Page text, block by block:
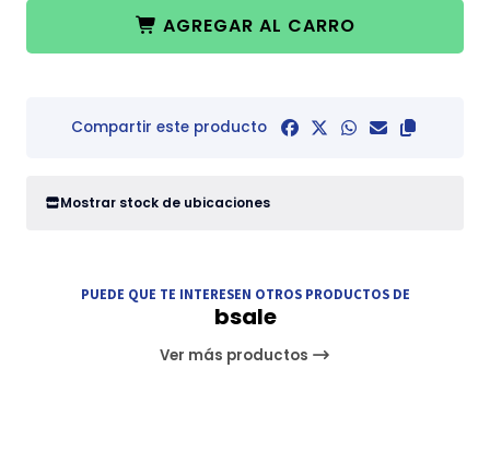
AGREGAR AL CARRO
Compartir este producto
Mostrar stock de ubicaciones
PUEDE QUE TE INTERESEN OTROS PRODUCTOS DE
bsale
Ver más productos